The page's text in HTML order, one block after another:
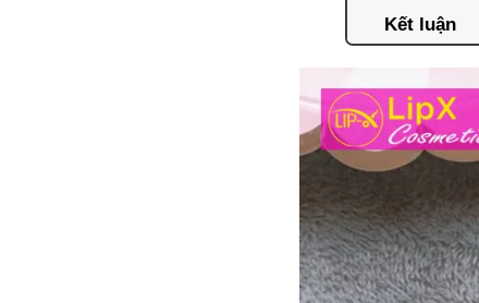
Kết luận